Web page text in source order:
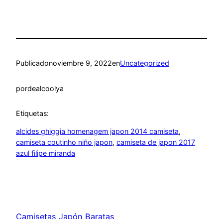
Publicadonoviembre 9, 2022enUncategorized
pordealcoolya
Etiquetas:
alcides ghiggia homenagem japon 2014 camiseta
camiseta coutinho niño japon, camiseta de japon 2017
azul filipe miranda
Camisetas Japón Baratas